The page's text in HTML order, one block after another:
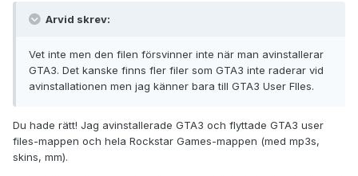
Arvid skrev:
Vet inte men den filen försvinner inte när man avinstallerar
GTA3. Det kanske finns fler filer som GTA3 inte raderar vid
avinstallationen men jag känner bara till GTA3 User FIles.
Du hade rätt! Jag avinstallerade GTA3 och flyttade GTA3 user
files-mappen och hela Rockstar Games-mappen (med mp3s,
skins, mm).